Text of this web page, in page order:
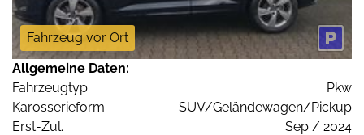
Fahrzeug vor Ort
Allgemeine Daten:
Fahrzeugtyp
Pkw
Karosserieform
SUV/Geländewagen/Pickup
Erst-Zul.
Sep / 2024